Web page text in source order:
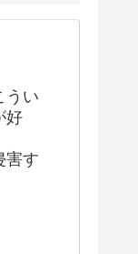
うい
好
害す